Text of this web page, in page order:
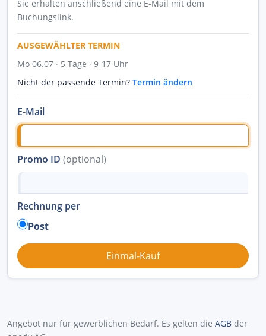
Sie erhalten anschließend eine E-Mail mit dem
Buchungslink.
AUSGEWÄHLTER TERMIN
Mo 06.07 · 5 Tage · 9-17 Uhr
Nicht der passende Termin? Termin ändern
E-Mail
Promo ID (optional)
Rechnung per
Post
Angebot nur für gewerblichen Bedarf. Es gelten die AGB der